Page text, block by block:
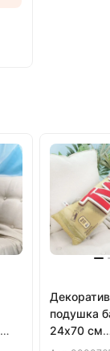
подушка
24х70 см
(Бежевый)